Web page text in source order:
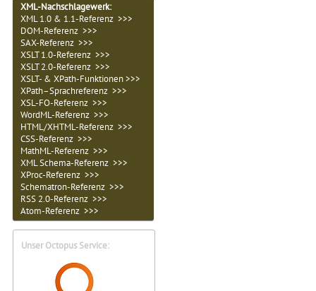
XML-Nachschlagewerk:
XML 1.0 & 1.1-Referenz >>>
DOM-Referenz >>>
SAX-Referenz >>>
XSLT 1.0-Referenz >>>
XSLT 2.0-Referenz >>>
XSLT- & XPath-Funktionen >>>
XPath–Sprachreferenz >>>
XSL-FO-Referenz >>>
WordML-Referenz >>>
HTML/XHTML-Referenz >>>
CSS-Referenz >>>
MathML-Referenz >>>
XML Schema-Referenz >>>
XProc-Referenz >>>
Schematron-Referenz >>>
RSS 2.0-Referenz >>>
Atom-Referenz >>>
Unser Octopus Service: